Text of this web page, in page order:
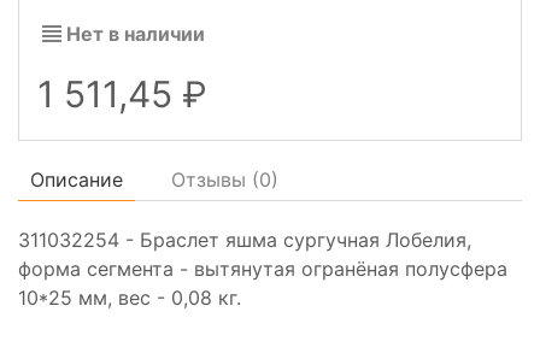
Нет в наличии
1 511,45
Описание Отзывы (0)
311032254 - Браслет яшма сургучная Лобелия,
форма сегмента - вытянутая огранёная полусфера
10*25 мм, вес - 0,08 кг.